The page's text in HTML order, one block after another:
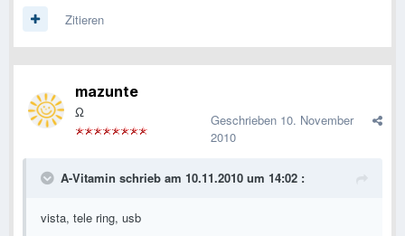
Zitieren
mazunte
Ω Geschrieben 10. November
2010
A-Vitamin schrieb am 10.11.2010 um 14:02 :
vista, tele ring, usb